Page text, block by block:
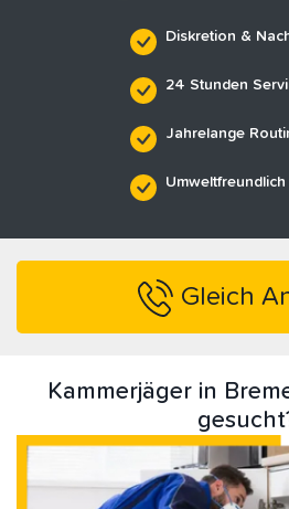
Diskretion &
24 Stunden
Jahrelange
Umweltfreundlich
Gleich
Kammerjäger in